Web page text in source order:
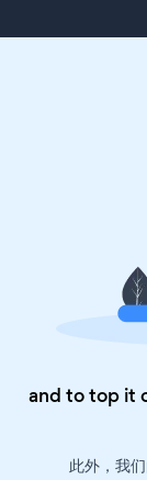
and to top it
此外，我